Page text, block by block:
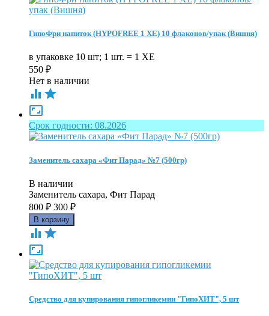
ГипоФри напиток (HYPOFREE 1 ХЕ) 10 флаконов/упак (Вишня)
в упаковке 10 шт; 1 шт. = 1 ХЕ
550 ₽
Нет в наличии
 

Срок годности: 08.2026
Заменитель сахара «Фит Парад» №7 (500гр)
В наличии
Заменитель сахара, Фит Парад
800 ₽ 300 ₽
 

Средство для купирования гипогликемии "ГипоХИТ", 5 шт